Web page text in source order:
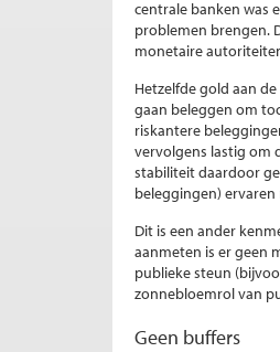
centrale banken was
problemen brengen.
monetaire
Hetzelfde gold aan
gaan beleggen om
riskantere
vervolgens lastig om
stabiliteit daardoor
beleggingen)
Dit is een ander
aanmeten is er geen
publieke steun
zonnebloemrol van
Geen buffers